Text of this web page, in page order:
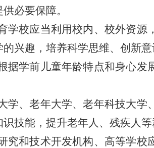
必要保障。
学校应当利用校内、校外资
兴趣，培养科学思维、创新意
据学前儿童年龄特点和身心
、老年大学、老年科技大学
技能，提升老年人、残疾人
和技术开发机构、高等学校